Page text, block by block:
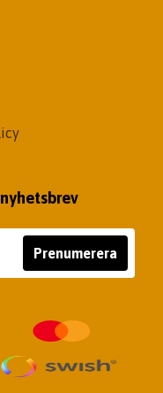
Prenumerera